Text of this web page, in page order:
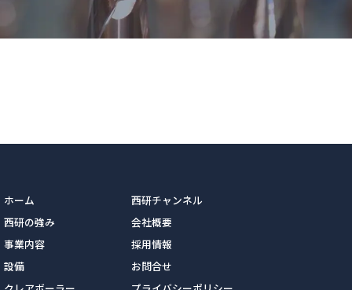
ホーム
西研の強み
事業内容
設備
西研チャンネル
会社概要
採用情報
お問合せ